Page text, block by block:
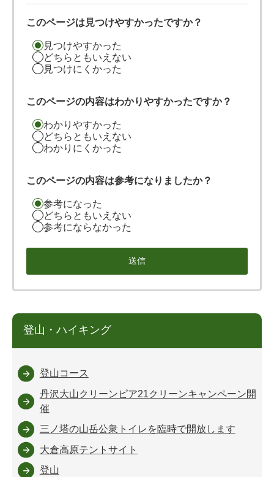
このページは見つけやすかったですか？
見つけやすかった
どちらともいえない
見つけにくかった
このページの内容はわかりやすかったですか？
わかりやすかった
どちらともいえない
わかりにくかった
このページの内容は参考になりましたか？
参考になった
どちらともいえない
参考にならなかった
登山・ハイキング
登山コース
丹沢大山クリーンピア21クリーンキャンペーン開
催
三ノ塔の山岳公衆トイレを臨時で開放します
大倉高原テントサイト
登山